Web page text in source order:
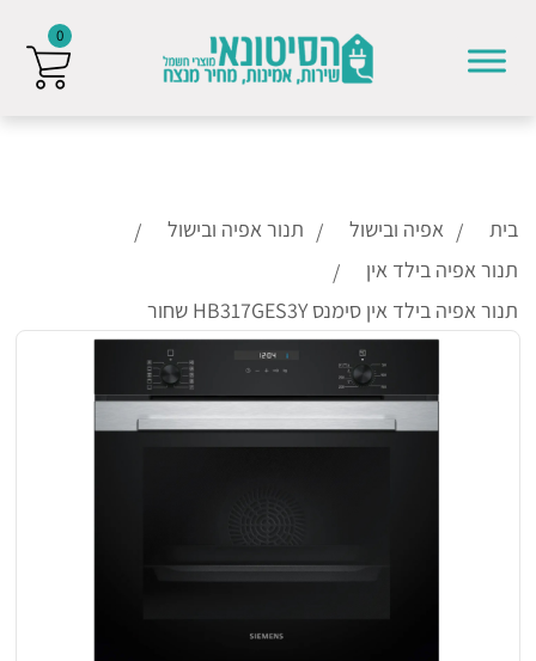
בית אפיה ובישול
תנור אפיה ובישול
תנור אפיה בילד אין
תנור אפיה בילד אין סימנס HB317GES3Y שחור
0